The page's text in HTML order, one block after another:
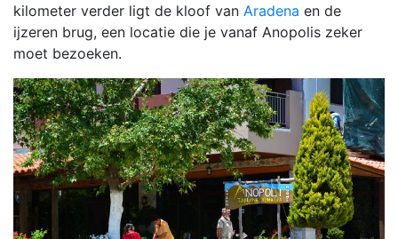
kilometer verder ligt de kloof van Aradena en de
ijzeren brug, een locatie die je vanaf Anopolis zeker
moet bezoeken.